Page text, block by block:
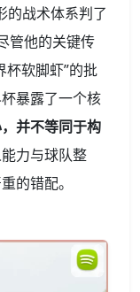
的战术体系判了
管他的关键传
杯软脚虾”的批
暴露了一个核
并不等同于构
力与球队整
的错配。